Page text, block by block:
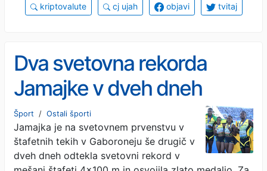
kriptovalute cj ujah objavi tvitaj
Dva svetovna rekorda
Jamajke v dveh dneh
Šport / Ostali športi
Jamajka je na svetovnem prvenstvu v
štafetnih tekih v Gaboroneju še drugič v
dveh dneh odtekla svetovni rekord v